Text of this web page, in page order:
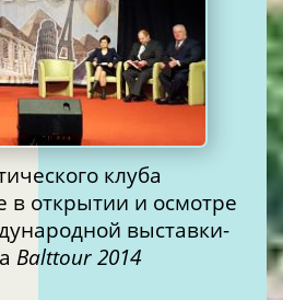
клуба
в открытии и осмотре
выставки-
Balttour 2014